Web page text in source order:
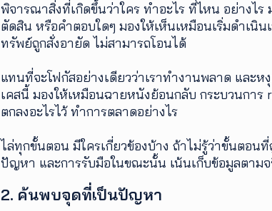
พิจารณาสิ่งที่เกิดขึ้นว่าใคร ทำอะไร ที่ไหน อย่างไ
ตัดสิน หรือคำตอบใดๆ มองให้เห็นเหมือนเริ่มดำเนิ
ทรัพย์ถูกสั่งอายัด ไม่สามารถโอนได้
แทนที่จะโฟกัสอย่างเดียวว่าเราทำงานพลาด และห
เคสนี้ มองให้เหมือนฉายหนังย้อนกลับ กระบวนการ
ตกลงอะไรไว้ ทำการตลาดอย่างไร
ไล่ทุกขั้นตอน มีใครเกี่ยวข้องบ้าง ถ้าไม่รู้ว่าขั้นตอน
ปัญหา และการรับมือในขณะนั้น เน้นเก็บข้อมูลตา
2. ค้นพบจุดที่เป็นปัญหา